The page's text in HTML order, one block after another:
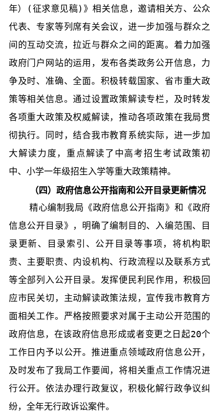
年） (征求意见稿) 》相关信息，邀请相关方、公众
代表、专家等列席有关会议，进一步加强与群众之
间的互动交流，拉近与群众之间的距离。着力加强
政府门户网站的运用，发布各类政务公开信息，力
争及时、准确、全面。积极转载国家、省市重大政
策等相关信息。通过设置政策解读专栏，及时转发
各项重大政策及权威解读，推动各项政策在我局贯
彻执行。同时，结合我市教育系统实际，进一步加
大解读力度，重点解读了中高考招生考试政策初
中、小学一年级招生入学等重大政策精神。
（四）政府信息公开指南和公开目录更新情况
精心编制我局《政府信息公开指南》和《政府
信息公开目录》，明确了编制目的、入编范围、目
录更新、目录索引、公开目录等事项，将机构职
责、主要职责、内设机构、行政流程以及联系方式
等全部列入公开目录。发挥便民利民作用，积极回
应市民关切，主动解读政策法规，宣传我市教育方
面相关工作。严格按照要求对属于主动公开范围的
政府信息，在该政府信息形成或者变更之日起20个
工作日内予以公开。推进重点领域政府信息公开，
及时发布了我局工作要闻，将相关重点工作情况进
行公开。依法办理行政复议，积极化解行政争议纠
纷，全年无行政诉讼案件。